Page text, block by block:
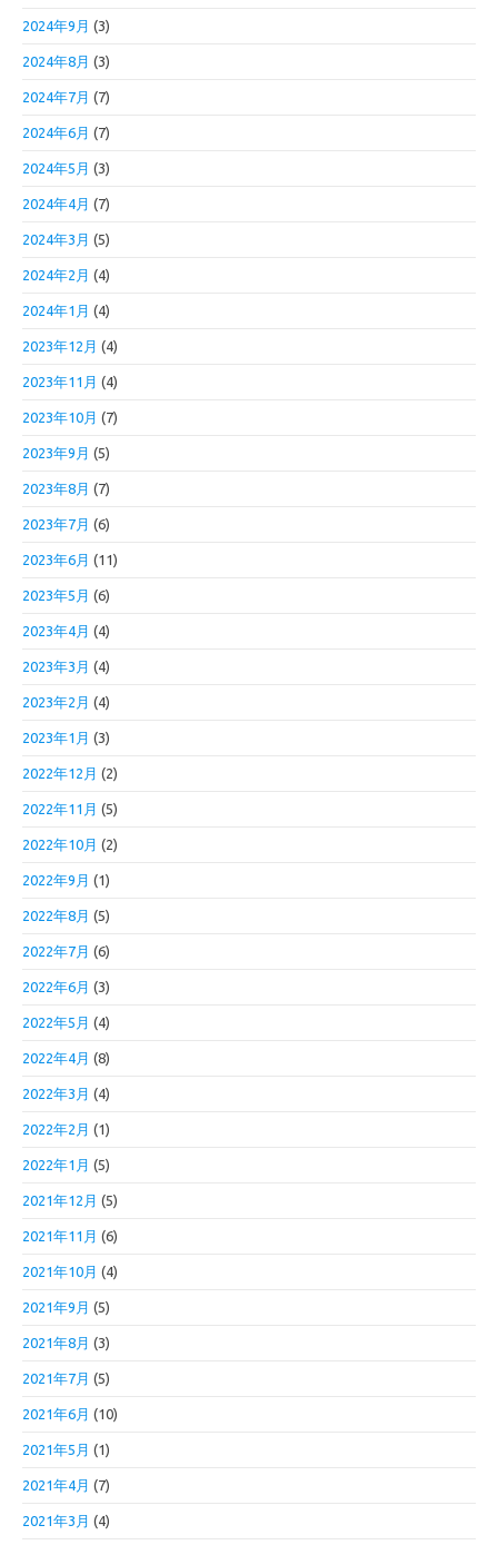
2024年9月 (3)
2024年8月 (3)
2024年7月 (7)
2024年6月 (7)
2024年5月 (3)
2024年4月 (7)
2024年3月 (5)
2024年2月 (4)
2024年1月 (4)
2023年12月 (4)
2023年11月 (4)
2023年10月 (7)
2023年9月 (5)
2023年8月 (7)
2023年7月 (6)
2023年6月 (11)
2023年5月 (6)
2023年4月 (4)
2023年3月 (4)
2023年2月 (4)
2023年1月 (3)
2022年12月 (2)
2022年11月 (5)
2022年10月 (2)
2022年9月 (1)
2022年8月 (5)
2022年7月 (6)
2022年6月 (3)
2022年5月 (4)
2022年4月 (8)
2022年3月 (4)
2022年2月 (1)
2022年1月 (5)
2021年12月 (5)
2021年11月 (6)
2021年10月 (4)
2021年9月 (5)
2021年8月 (3)
2021年7月 (5)
2021年6月 (10)
2021年5月 (1)
2021年4月 (7)
2021年3月 (4)